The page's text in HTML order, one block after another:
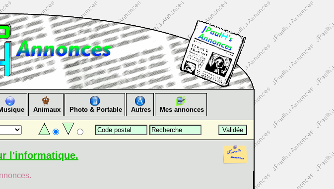
Animaux Photo & Portable Autres Mes annonces
l'informatique.